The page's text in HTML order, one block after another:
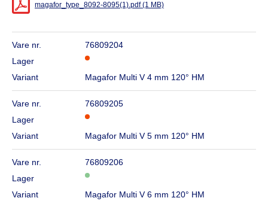
magafor_type_8092-8095(1).pdf (1 MB)
Vare nr.
76809204
Lager
Variant
Magafor Multi V 4 mm 120° HM
Vare nr.
76809205
Lager
Variant
Magafor Multi V 5 mm 120° HM
Vare nr.
76809206
Lager
Variant
Magafor Multi V 6 mm 120° HM